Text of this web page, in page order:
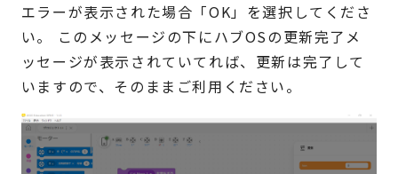
エラーが表示された場合「OK」を選択してくださ
い。 このメッセージの下にハブOSの更新完了メ
ッセージが表示されていてれば、更新は完了して
いますので、そのままご利用ください。